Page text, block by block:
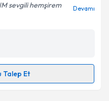
ilişkin
verilerimin belirtilen
ediyorum.
sevgili hemşirem
Devamı
Talep Et